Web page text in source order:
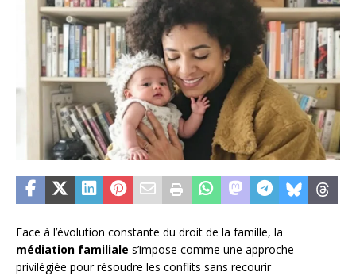
Face à l’évolution constante du droit de la famille, la
médiation familiale s’impose comme une approche
privilégiée pour résoudre les conflits sans recourir